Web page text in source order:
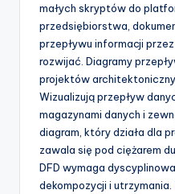
si
&
S
małych skryptów do
przedsiębiorstwa,
przepływu informacji
rozwijać. Diagramy
projektów
Wizualizują przepływ
magazynami danych i
diagram, który działa dla
zawala się pod ciężarem
DFD wymaga
dekompozycji i